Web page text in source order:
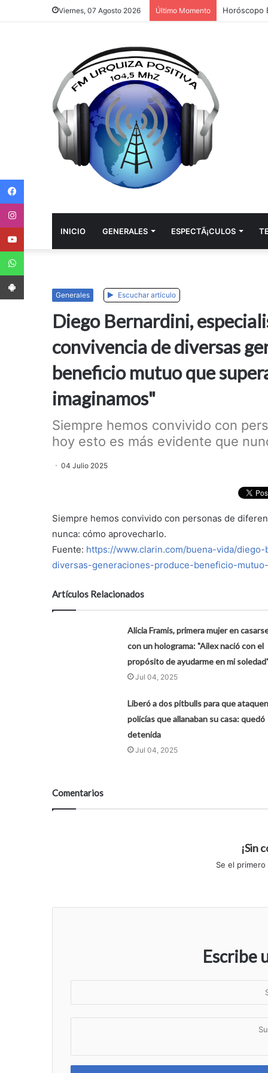
Viernes, 07 Agosto 2026 Último Momento Horóscopo
INICIO GENERALES ESPECTÃ¡CULOS
Generales Escuchar artículo
Diego Bernardini,
convivencia de diversas
beneficio mutuo que
imaginamos"
Siempre hemos convivido con
hoy esto es más evidente que
04 Julio 2025
Siempre hemos convivido con personas de
nunca: cómo aprovecharlo.
Fuente: https://www.clarin.com/buena-vida/
diversas-generaciones-produce-beneficio-
Artículos Relacionados
Alicia Framis, primera mujer en
con un holograma: "Ailex nació con el
propósito de ayudarme en mi
Jul 04, 2025
Liberó a dos pitbulls para que
policías que allanaban su casa: quedó
detenida
Jul 04, 2025
Comentarios
¡Sin
Se el
Escribe
WhatsApp